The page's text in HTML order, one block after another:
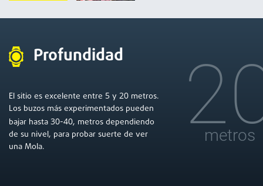
Profundidad
El sitio es excelente entre 5 y 20 metros.
Los buzos más experimentados pueden
bajar hasta 30-40, metros dependiendo
de su nivel, para probar suerte de ver
una Mola.
metros